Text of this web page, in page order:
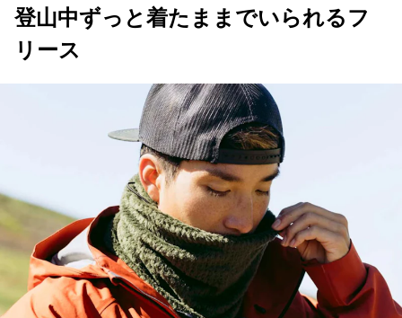
登山中ずっと着たままでいられるフ
リース